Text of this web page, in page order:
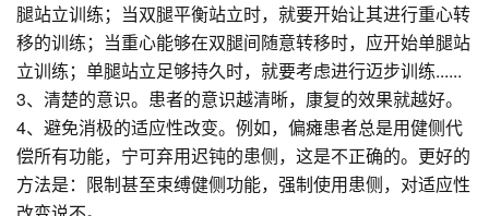
腿站立训练；当双腿平衡站立时，就要开始让其进行重心转
移的训练；当重心能够在双腿间随意转移时，应开始单腿站
立训练；单腿站立足够持久时，就要考虑进行迈步训练......
3、清楚的意识。患者的意识越清晰，康复的效果就越好。
4、避免消极的适应性改变。例如，偏瘫患者总是用健侧代
偿所有功能，宁可弃用迟钝的患侧，这是不正确的。更好的
方法是：限制甚至束缚健侧功能，强制使用患侧，对适应性